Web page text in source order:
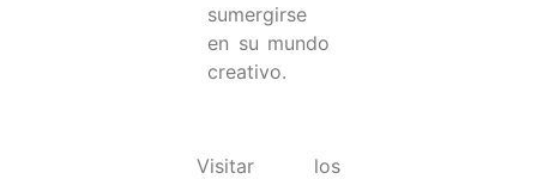
sumergirse
en su mundo
creativo.
Visitar los